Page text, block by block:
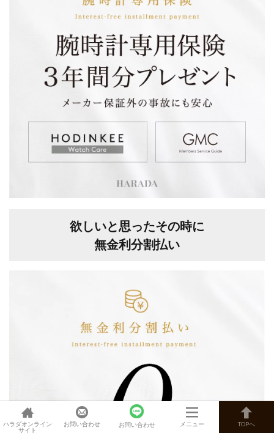
欲しいと思ったその時に
無金利分割払い
ハラダオンライン
サイト
お問い合わせ お問い合わせ メニュー TOPへ